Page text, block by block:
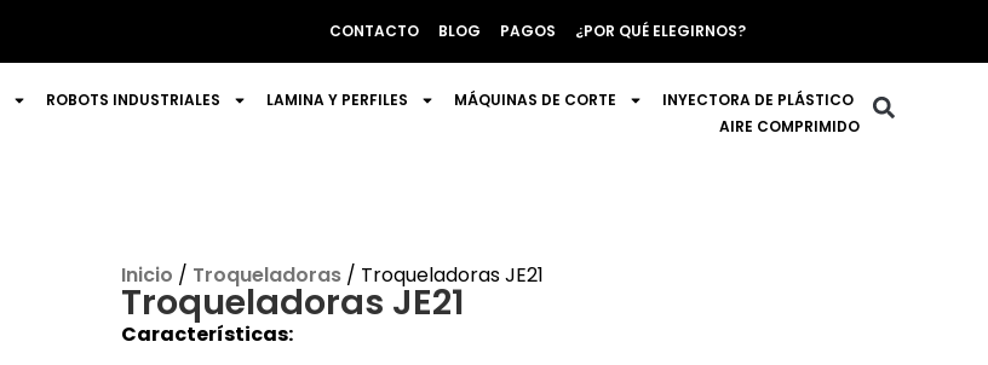
CONTACTO BLOG PAGOS ¿POR QUÉ ELEGIRNOS?
ROBOTS INDUSTRIALES LAMINA Y PERFILES MÁQUINAS DE CORTE
INYECTORA DE PLÁSTICO
AIRE COMPRIMIDO
Inicio / Troqueladoras/ Troqueladoras JE21
Troqueladoras JE21
Características: